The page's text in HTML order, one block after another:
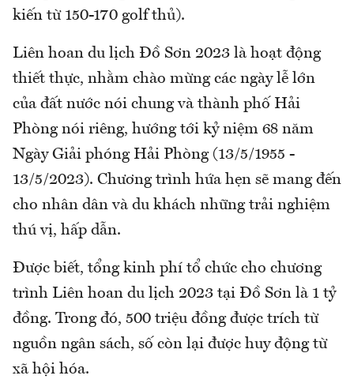
kiến từ 150-170 golf thủ).
Liên hoan du lịch Đồ Sơn 2023 là hoạt động
thiết thực, nhằm chào mừng các ngày lễ lớn
của đất nước nói chung và thành phố Hải
Phòng nói riêng, hướng tới kỷ niệm 68 năm
Ngày Giải phóng Hải Phòng (13/5/1955 -
13/5/2023). Chương trình hứa hẹn sẽ mang đến
cho nhân dân và du khách những trải nghiệm
thú vị, hấp dẫn.
Được biết, tổng kinh phí tổ chức cho chương
trình Liên hoan du lịch 2023 tại Đồ Sơn là 1 tỷ
đồng. Trong đó, 500 triệu đồng được trích từ
nguồn ngân sách, số còn lại được huy động từ
xã hội hóa.